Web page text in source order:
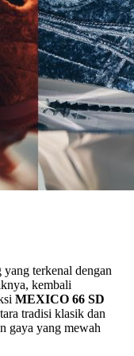
yang terkenal dengan
kembali
MEXICO 66 SD
tradisi klasik dan
gaya yang mewah